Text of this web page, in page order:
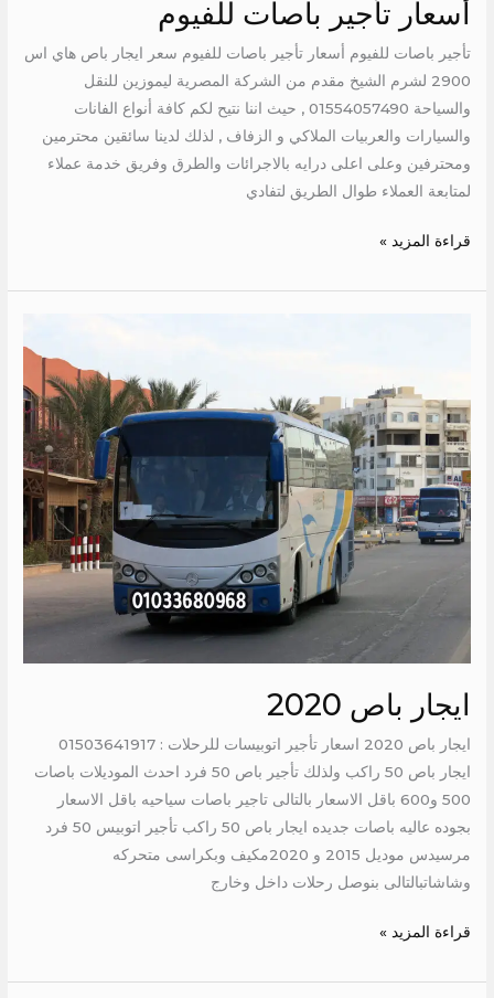
أسعار تأجير باصات للفيوم
تأجير باصات للفيوم أسعار تأجير باصات للفيوم سعر ايجار باص هاي اس
2900 لشرم الشيخ مقدم من الشركة المصرية ليموزين للنقل
والسياحة 01554057490 , حيث اننا نتيح لكم كافة أنواع الفانات
والسيارات والعربيات الملاكي و الزفاف , لذلك لدينا سائقين محترمين
ومحترفين وعلى اعلى درايه بالاجرائات والطرق وفريق خدمة عملاء
لمتابعة العملاء طوال الطريق لتفادي
أسعار
باصات
للفيوم
قراءة المزيد »
ايجار باص 2020
ايجار باص 2020 اسعار تأجير اتوبيسات للرحلات : 01503641917
ايجار باص 50 راكب ولذلك تأجير باص 50 فرد احدث الموديلات باصات
500 و600 باقل الاسعار بالتالى تاجير باصات سياحيه باقل الاسعار
بجوده عاليه باصات جديده ايجار باص 50 راكب تأجير اتوبيس 50 فرد
مرسيدس موديل 2015 و 2020مكيف وبكراسى متحركه
وشاشاتبالتالى بنوصل رحلات داخل وخارج
قراءة المزيد »